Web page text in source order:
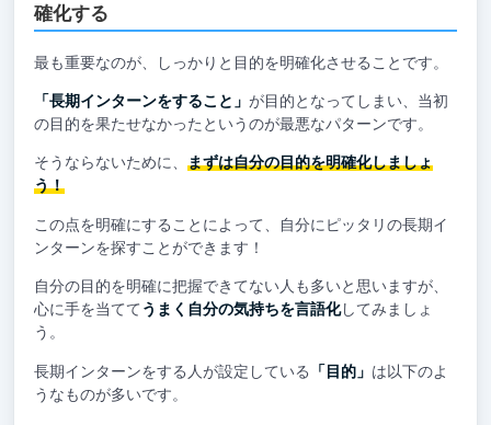
確化する
最も重要なのが、しっかりと目的を明確化させることです。
「長期インターンをすること」 が目的となってしまい、当初
の目的を果たせなかったというのが最悪なパターンです。
そうならないために、 まずは自分の目的を明確化しましょ
う！
この点を明確にすることによって、自分にピッタリの長期イ
ンターンを探すことができます！
自分の目的を明確に把握できてない人も多いと思いますが、
心に手を当てて うまく自分の気持ちを言語化してみましょ
う。
長期インターンをする人が設定している 「目的」 は以下のよ
うなものが多いです。